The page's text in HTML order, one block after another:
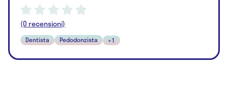
(0 recensioni)
Dentista Pedodonzista +1